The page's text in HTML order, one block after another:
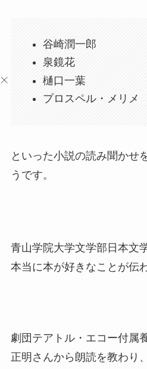
谷崎潤一郎
泉鏡花
樋口一葉
プロスペル・メリメ
といった小説の読み聞かせ
うです。
青山学院大学文学部日本文
本当に本が好きなことが伝
劇団テアトル・エコー付属
正明さんから朗読を教わり